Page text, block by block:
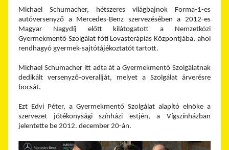
Michael Schumacher, hétszeres világbajnok Forma-1-es
autóversenyző a Mercedes-Benz szervezésében a 2012-es
Magyar Nagydíj előtt kilátogatott a Nemzetközi
Gyermekmentő Szolgálat fóti Lovasterápiás Központjába, ahol
rendhagyó gyermek-sajtótájékoztatót tartott.
Michael Schumacher itt adta át a Gyermekmentő Szolgálatnak
dedikált versenyző-overallját, melyet a Szolgálat árverésre
bocsát.
Ezt Edvi Péter, a Gyermekmentő Szolgálat alapító elnöke a
szervezet jótékonysági színházi estjén, a Vígszínházban
jelentette be 2012. december 20-án.